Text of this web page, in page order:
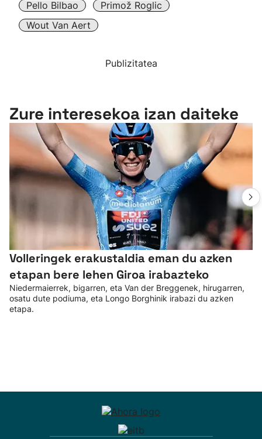
Pello Bilbao
Primož Roglic
Wout Van Aert
Publizitatea
Zure interesekoa izan daiteke
Volleringek erakustaldia eman du azken
etapan bere lehen Giroa irabazteko
Niedermaierrek, bigarren, eta Van der Breggenek, hirugarren,
osatu dute podiuma, eta Longo Borghinik irabazi du azken
etapa.